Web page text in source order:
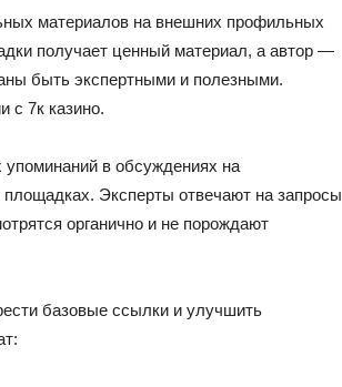
материалов на внешних профильных
получает ценный материал, а автор —
быть экспертными и полезными.
с 7к казино.
упоминаний в обсуждениях на
Эксперты отвечают на запросы
органично и не порождают
базовые ссылки и улучшить